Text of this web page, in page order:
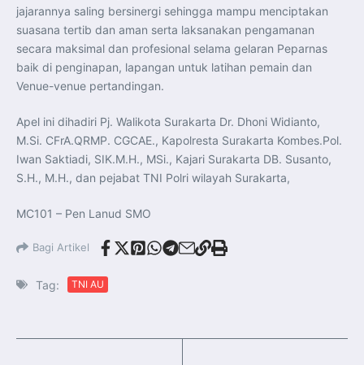
jajarannya saling bersinergi sehingga mampu menciptakan
suasana tertib dan aman serta laksanakan pengamanan
secara maksimal dan profesional selama gelaran Peparnas
baik di penginapan, lapangan untuk latihan pemain dan
Venue-venue pertandingan.
Apel ini dihadiri Pj. Walikota Surakarta Dr. Dhoni Widianto,
M.Si. CFrA.QRMP. CGCAE., Kapolresta Surakarta Kombes.Pol.
Iwan Saktiadi, SIK.M.H., MSi., Kajari Surakarta DB. Susanto,
S.H., M.H., dan pejabat TNI Polri wilayah Surakarta,
MC101 – Pen Lanud SMO
Bagi Artikel
Tag: TNI AU